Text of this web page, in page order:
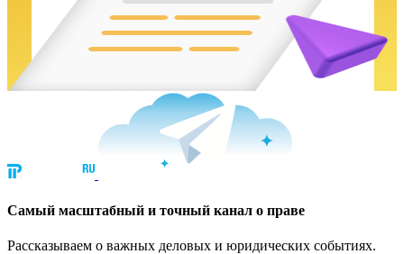
Cамый масштабный и точный канал о праве
Рассказываем о важных деловых и юридических событиях.